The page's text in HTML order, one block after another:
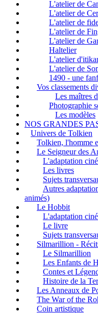
L'atelier de
L'atelier de
L'atelier de
L'atelier de
L'atelier de
Haltelier
L'atelier
L'atelier de
1490 - une
Vos classements
Les maîtres
Photographie
Les modèles
NOS GRANDES
Univers de Tolkien
Tolkien, l'homme
Le Seigneur des
L'adaptation
Les livres
Sujets
Autres
animés)
Le Hobbit
L'adaptation
Le livre
Sujets
Silmarillion -
Le Silmarillion
Les Enfants de
Contes et
Histoire de la
Les Anneaux de
The War of the
Coin artistique